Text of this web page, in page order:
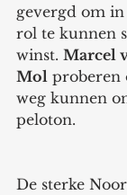
gevergd om
rol te kunnen
winst. Marcel
Mol proberen
weg kunnen
peloton.
De sterke